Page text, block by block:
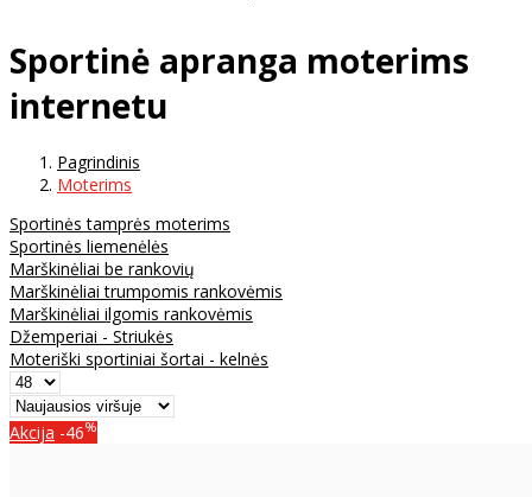
Sportinė apranga moterims
internetu
Pagrindinis
Moterims
Sportinės tamprės moterims
Sportinės liemenėlės
Marškinėliai be rankovių
Marškinėliai trumpomis rankovėmis
Marškinėliai ilgomis rankovėmis
Džemperiai - Striukės
Moteriški sportiniai šortai - kelnės
Akcija -46%